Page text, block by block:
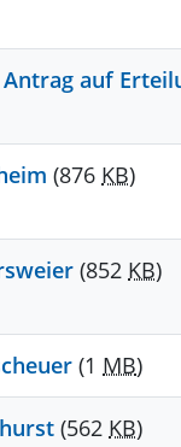
auf
(876 KB)
(852 KB)
(1 MB)
(562 KB)